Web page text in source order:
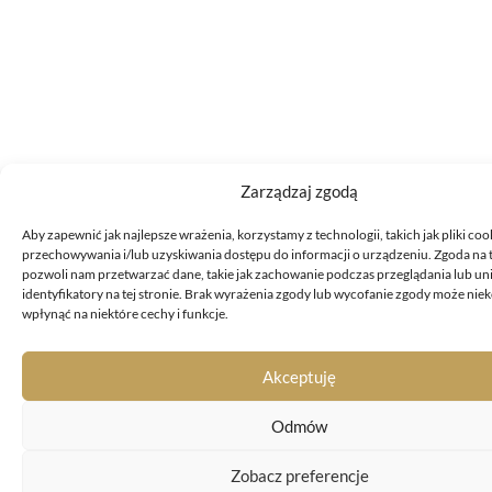
Zarządzaj zgodą
Aby zapewnić jak najlepsze wrażenia, korzystamy z technologii, takich jak pliki
przechowywania i/lub uzyskiwania dostępu do informacji o urządzeniu. Zgoda na
pozwoli nam przetwarzać dane, takie jak zachowanie podczas przeglądania lub
identyfikatory na tej stronie. Brak wyrażenia zgody lub wycofanie zgody może
wpłynąć na niektóre cechy i funkcje.
Akceptuję
Odmów
Zobacz preferencje